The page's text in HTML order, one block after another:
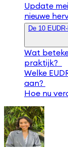
Update
nieuwe
De 10
Wat
praktijk?
Welke
aan?
Hoe nu